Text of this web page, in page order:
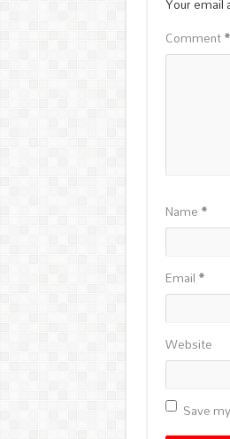
Comment*
Name*
Email*
Website
Save